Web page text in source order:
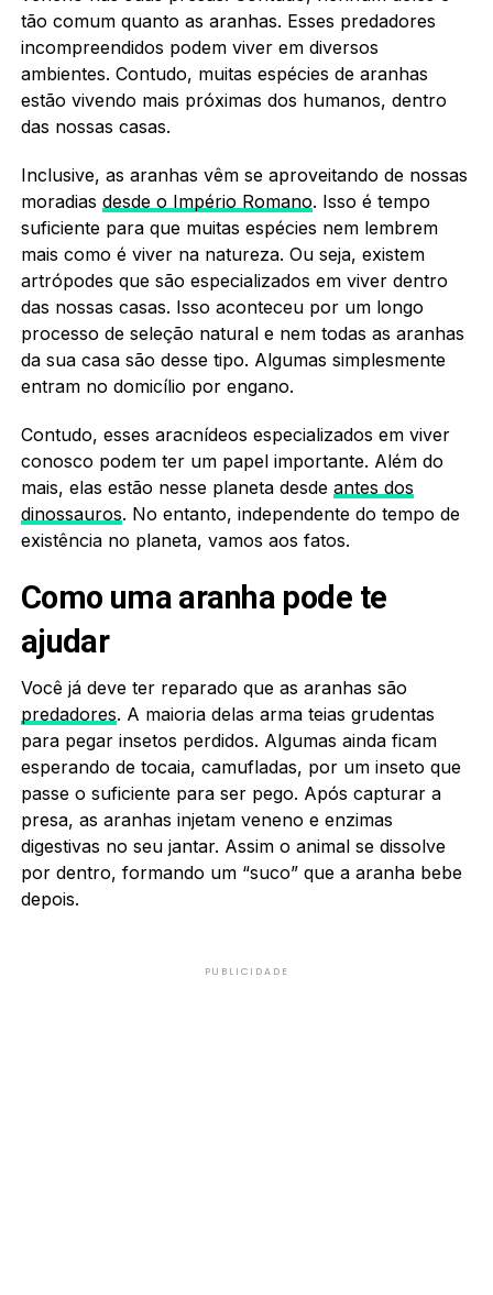
tão comum quanto as aranhas. Esses predadores
incompreendidos podem viver em diversos
ambientes. Contudo, muitas espécies de aranhas
estão vivendo mais próximas dos humanos, dentro
das nossas casas.
Inclusive, as aranhas vêm se aproveitando de nossas
moradias desde o Império Romano. Isso é tempo
suficiente para que muitas espécies nem lembrem
mais como é viver na natureza. Ou seja, existem
artrópodes que são especializados em viver dentro
das nossas casas. Isso aconteceu por um longo
processo de seleção natural e nem todas as aranhas
da sua casa são desse tipo. Algumas simplesmente
entram no domicílio por engano.
Contudo, esses aracnídeos especializados em viver
conosco podem ter um papel importante. Além do
mais, elas estão nesse planeta desde antes dos
dinossauros. No entanto, independente do tempo de
existência no planeta, vamos aos fatos.
Como uma aranha pode te
ajudar
Você já deve ter reparado que as aranhas são
predadores. A maioria delas arma teias grudentas
para pegar insetos perdidos. Algumas ainda ficam
esperando de tocaia, camufladas, por um inseto que
passe o suficiente para ser pego. Após capturar a
presa, as aranhas injetam veneno e enzimas
digestivas no seu jantar. Assim o animal se dissolve
por dentro, formando um “suco” que a aranha bebe
depois.
PUBLICIDADE